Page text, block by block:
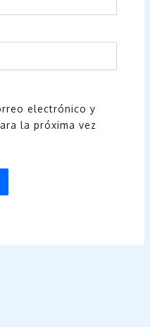
electrónico y
la próxima vez